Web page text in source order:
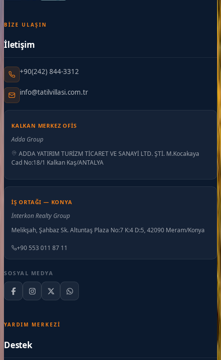
BIZE ULAŞIN
İletişim
+90(242) 844-3312
info@tatilvillasi.com.tr
KALKAN MERKEZ OFIS
Adda Group
ADDA YATIRIM TURİZM TİCARET VE SANAYİ LTD. ŞTİ. M.Kocakaya
Cad No:18/1 Kalkan Kaş/ANTALYA
İŞ ORTAĞI — KONYA
İnterkon Realty Group
Melikşah, Şahbaz Sk. Altuntaş Plaza No:7 K:4 D:5, 42090 Meram/Konya
+90 553 011 87 11
SOSYAL MEDYA
YARDIM MERKEZI
Destek